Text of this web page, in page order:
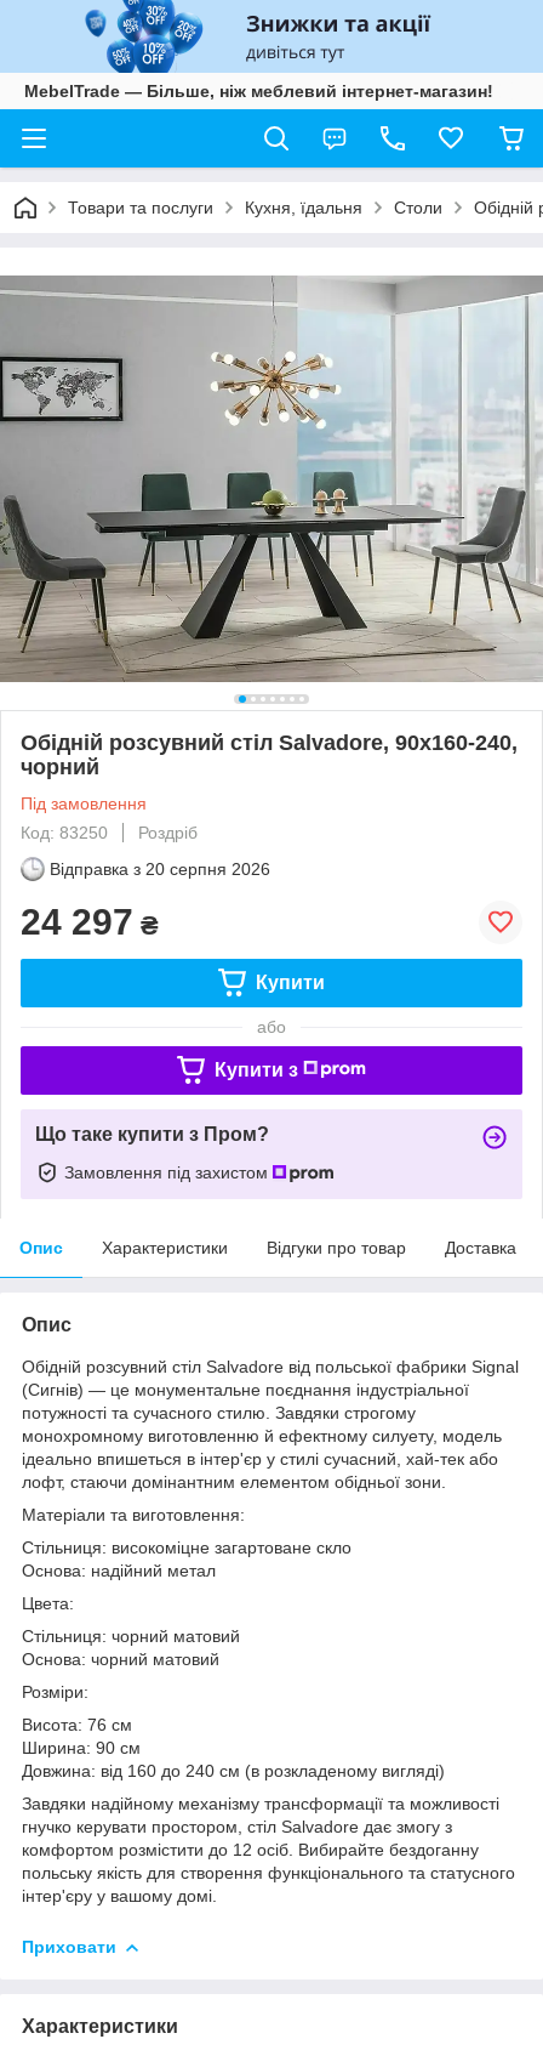
MebelTrade — Більше, ніж меблевий інтернет-магазин!
Товари та послуги Кухня, їдальня Столи Обідній
Обідній розсувний стіл Salvadore, 90x160-240,
чорний
Під замовлення
Код: 83250
Роздріб
Відправка з 20 серпня 2026
24 297 ₴
Купити
або
Купити з
Що таке купити з Пром?
Замовлення під захистом
Опис Характеристики Відгуки про товар Доставка
Опис
Обідній розсувний стіл Salvadore від польської фабрики Signal
(Сигнів) — це монументальне поєднання індустріальної
потужності та сучасного стилю. Завдяки строгому
монохромному виготовленню й ефектному силуету, модель
ідеально впишеться в інтер'єр у стилі сучасний, хай-тек або
лофт, стаючи домінантним елементом обідньої зони.
Матеріали та виготовлення:
Стільниця: високоміцне загартоване скло
Основа: надійний метал
Цвета:
Стільниця: чорний матовий
Основа: чорний матовий
Розміри:
Висота: 76 см
Ширина: 90 см
Довжина: від 160 до 240 см (в розкладеному вигляді)
Завдяки надійному механізму трансформації та можливості
гнучко керувати простором, стіл Salvadore дає змогу з
комфортом розмістити до 12 осіб. Вибирайте бездоганну
польську якість для створення функціонального та статусного
інтер'єру у вашому домі.
Приховати
Характеристики